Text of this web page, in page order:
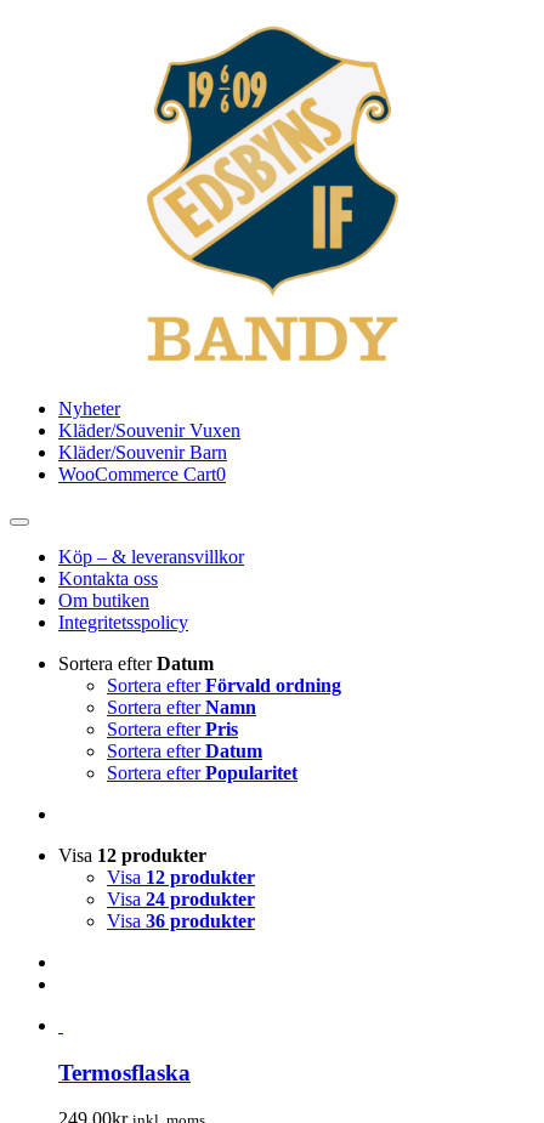
Nyheter
Kläder/Souvenir Vuxen
Kläder/Souvenir Barn
WooCommerce Cart0
Toggle
NavigationKöp – & leveransvillkor
Kontakta oss
Om butiken
Integritetsspolicy
Sortera efterDatum
Sortera efterFörvald ordning
Sortera efterNamn
Sortera efterPris
Sortera efterDatum
Sortera efterPopularitet
Visa 12 produkter
Visa 12 produkter
Visa 24 produkter
Visa 36 produkter
Termosflaska